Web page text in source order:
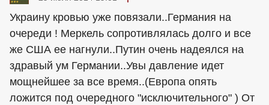
Украину кровью уже повязали..Германия на
очереди ! Меркель сопротивлялась долго и все
же США ее нагнули..Путин очень надеялся на
здравый ум Германии..Увы давление идет
мощнейшее за все время..(Европа опять
ложится под очередного "исключительного" ) От